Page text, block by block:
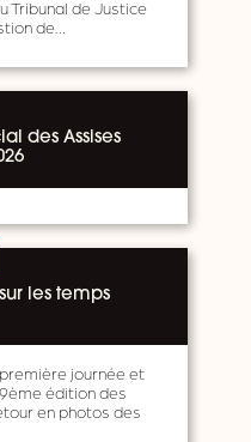
Tribunal de Justice
de…
des Assises
les temps
journée et
édition des
en photos des